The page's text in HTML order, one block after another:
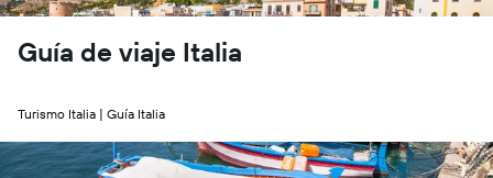
Guía de viaje Italia
Turismo Italia | Guía Italia